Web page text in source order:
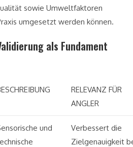
sowie Umweltfaktoren
umgesetzt werden können.
als Fundament
RELEVANZ FÜR
ANGLER
und
Verbessert die
Zielgenauigkeit